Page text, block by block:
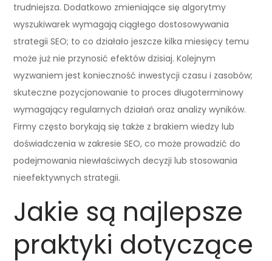
trudniejsza. Dodatkowo zmieniające się algorytmy
wyszukiwarek wymagają ciągłego dostosowywania
strategii SEO; to co działało jeszcze kilka miesięcy temu
może już nie przynosić efektów dzisiaj. Kolejnym
wyzwaniem jest konieczność inwestycji czasu i zasobów;
skuteczne pozycjonowanie to proces długoterminowy
wymagający regularnych działań oraz analizy wyników.
Firmy często borykają się także z brakiem wiedzy lub
doświadczenia w zakresie SEO, co może prowadzić do
podejmowania niewłaściwych decyzji lub stosowania
nieefektywnych strategii.
Jakie są najlepsze
praktyki dotyczące